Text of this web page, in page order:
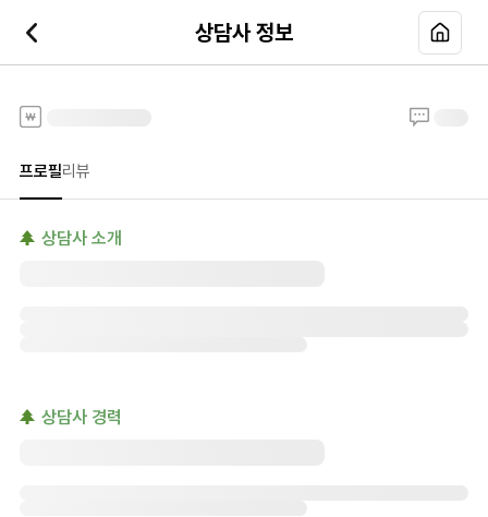
상담사 정보
프로필리뷰
상담사 소개
상담사 경력